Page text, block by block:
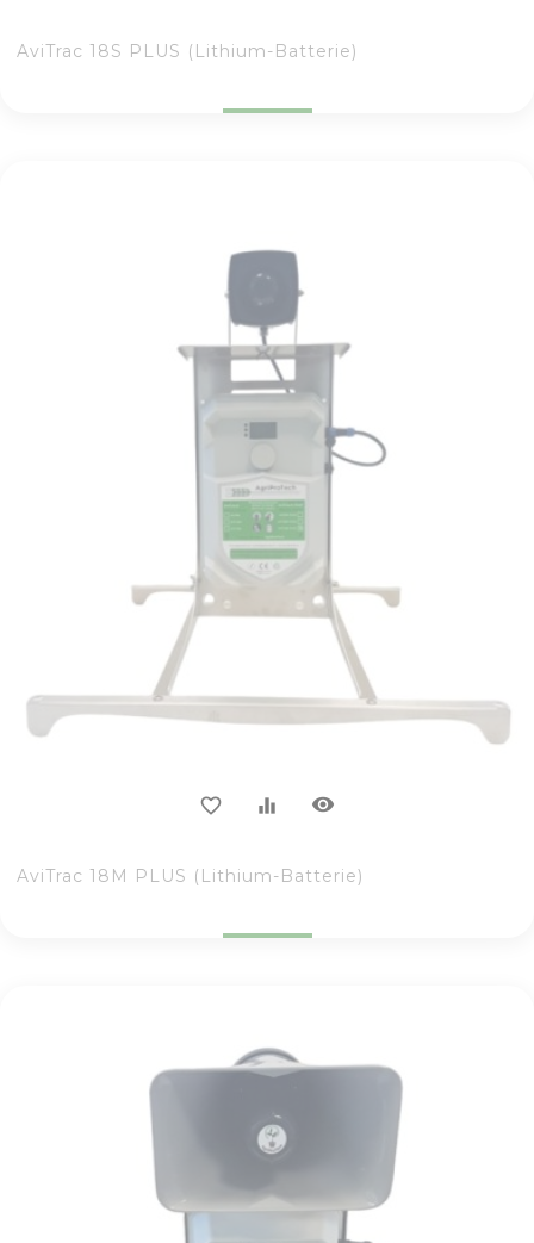
AviTrac 18S PLUS (Lithium-Batterie)
favorite_border equalizer visibility
AviTrac 18M PLUS (Lithium-Batterie)